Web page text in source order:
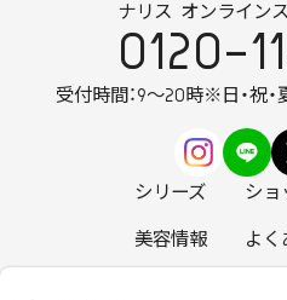
ナリス オンライン
0120-
受付時間：9～20時※日・祝・
シリーズ ショ
美容情報 よく